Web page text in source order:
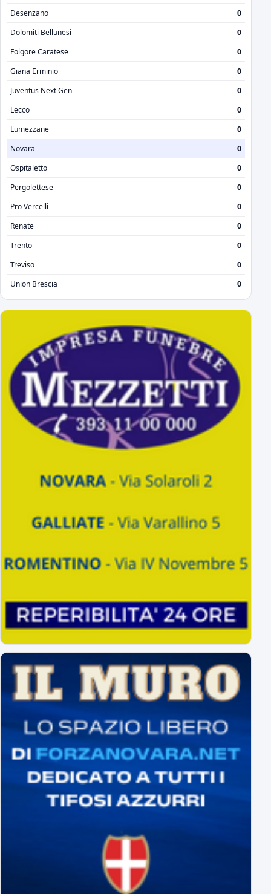
Desenzano
0
Dolomiti Bellunesi
0
Folgore Caratese
0
Giana Erminio
0
Juventus Next Gen
0
Lecco
0
Lumezzane
0
Novara
0
Ospitaletto
0
Pergolettese
0
Pro Vercelli
0
Renate
0
Trento
0
Treviso
0
Union Brescia
0